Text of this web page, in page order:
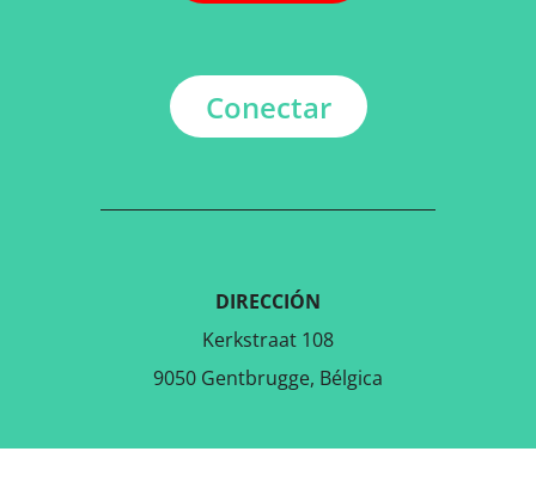
Conectar
DIRECCIÓN
Kerkstraat 108
9050 Gentbrugge, Bélgica